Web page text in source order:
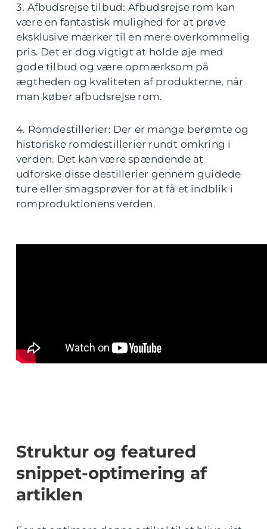
3. Afbudsrejse tilbud: Afbudsrejse rom kan
være en fantastisk mulighed for at prøve
eksklusive mærker til en mere overkommelig
pris. Det er dog vigtigt at holde øje med
gode tilbud og være opmærksom på
ægtheden og kvaliteten af produkterne, når
man køber afbudsrejse rom.
4. Romdestillerier: Der er mange berømte og
historiske romdestillerier rundt omkring i
verden. Det kan være spændende at
udforske disse destillerier gennem guidede
ture eller smagsprøver for at få et indblik i
romproduktionens verden.
Struktur og featured
snippet-optimering af
artiklen